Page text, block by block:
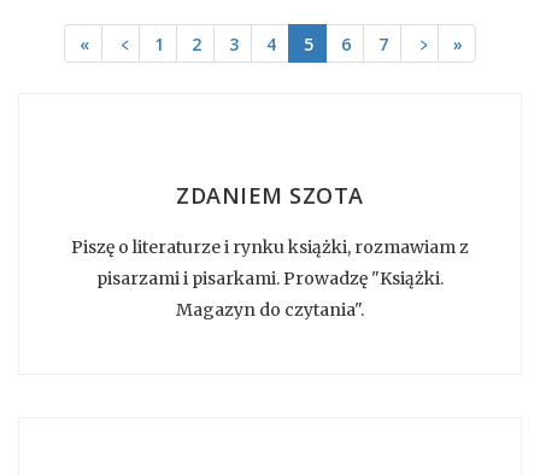
« ﹤ 1 2 3 4 5 6 7 ﹥ »
ZDANIEM SZOTA
Piszę o literaturze i rynku książki, rozmawiam z
pisarzami i pisarkami. Prowadzę "Książki.
Magazyn do czytania".